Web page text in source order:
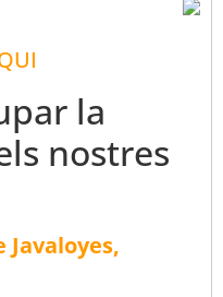
la
nostres
Javaloyes,